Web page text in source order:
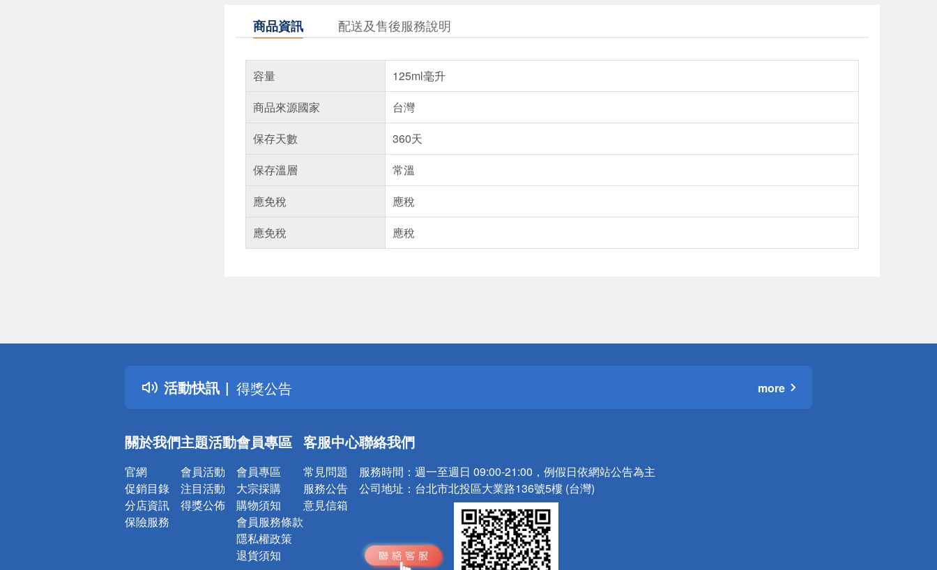
商品資訊 配送及售後服務說明
容量
125ml毫升
商品來源國家
台灣
保存天數
360天
保存溫層
常溫
應免稅
應稅
應免稅
應稅
活動快訊
詐騙網頁！請小心！
得獎公告
熱門話題
銀行優惠
詐騙網頁！請小心！
more
關於我們
官網
促銷目錄
分店資訊
保險服務
主題活動
會員活動
注目活動
得獎公佈
會員專區
會員專區
大宗採購
購物須知
會員服務條款
隱私權政策
退貨須知
客服中心
常見問題
服務公告
意見信箱
聯絡我們
服務時間： 週一至週日 09:00-21:00，例假日依網站公告為主
公司地址： 台北市北投區大業路136號5樓 (台灣)